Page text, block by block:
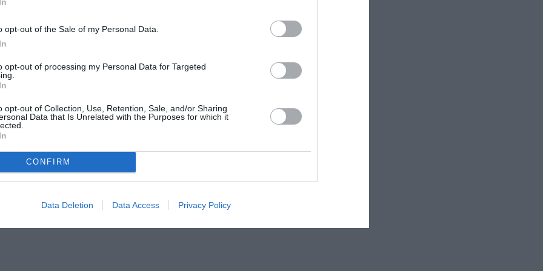
opt-out of the Sale of my Personal Data.
opt-out of processing my Personal Data for Targeted
opt-out of Collection, Use, Retention, Sale, and/or Sharing
Data that Is Unrelated with the Purposes for which it
CONFIRM
Data Deletion Data Access Privacy Policy
τεχνικές που θα προέλθουν από τις έννοιες του ρυθμού, του
μέσω μουσικών αρχών.
μουσικούς, όσους δραστηριοποιούνται στο θέατρο και τις
και τη μουσικότητα στις παραστάσεις τους.
11 Απριλίου 2023
10 & Τρίτη 11 Απριλίου 2023